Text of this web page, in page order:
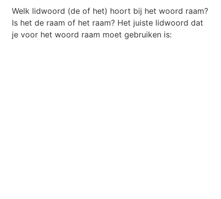
Welk lidwoord (de of het) hoort bij het woord raam?
Is het de raam of het raam? Het juiste lidwoord dat
je voor het woord raam moet gebruiken is: